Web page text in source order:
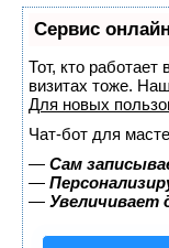
Сервис
Тот, кто
визитах тоже.
Для новых
Чат-бот для
— Сам
—
— Увеличивает